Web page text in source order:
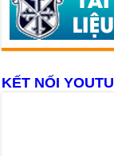
KẾT NỐI